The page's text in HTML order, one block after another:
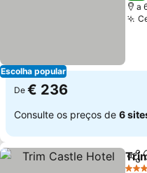
Escolha popular
a
De € 236
Consulte os preços de 6